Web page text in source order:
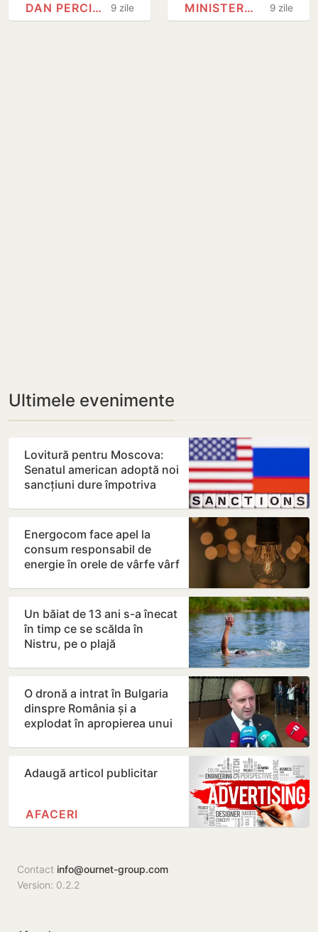
9 zile
DAN PERCIUN
universitățile din
9 zile
MINISTERUL EDUCAȚIEI ȘI…
Ultimele evenimente
Lovitură pentru Moscova:
Senatul american adoptă noi
sancțiuni dure împotriva
Energocom face apel la
consum responsabil de
energie în orele de vârfe vârf
Un băiat de 13 ani s-a înecat
în timp ce se scălda în
Nistru, pe o plajă
O dronă a intrat în Bulgaria
dinspre România și a
explodat în apropierea unui
Adaugă articol publicitar
AFACERI
Contact info@ournet-group.com
Version: 0.2.2